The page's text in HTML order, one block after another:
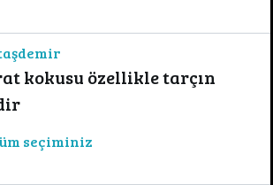
kokusu özellikle tarçın
seçiminiz